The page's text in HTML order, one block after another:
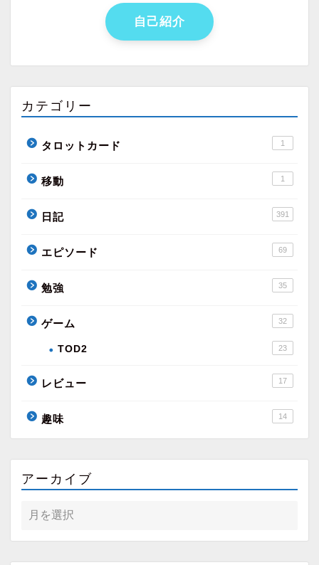
自己紹介
カテゴリー
タロットカード 1
移動 1
日記 391
エピソード 69
勉強 35
ゲーム 32
TOD2 23
レビュー 17
趣味 14
アーカイブ